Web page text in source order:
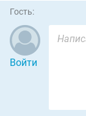
Гость:
Войти